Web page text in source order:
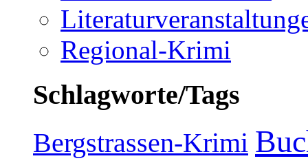
Regional-Krimi
Schlagworte/Tags
Bergstrassen-Krimi